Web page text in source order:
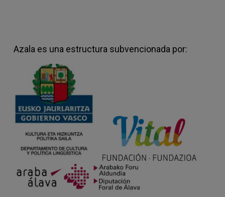
Azala es una estructura subvencionada por: